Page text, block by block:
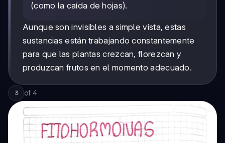
(como la caída de hojas).
Aunque son invisibles a simple vista, estas
sustancias están trabajando constantemente
para que las plantas crezcan, florezcan y
produzcan frutos en el momento adecuado.
3 of 4